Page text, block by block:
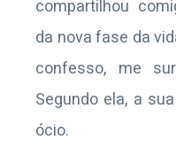
compartilhou
da nova fase da
confesso, me
Segundo ela, a
ócio.